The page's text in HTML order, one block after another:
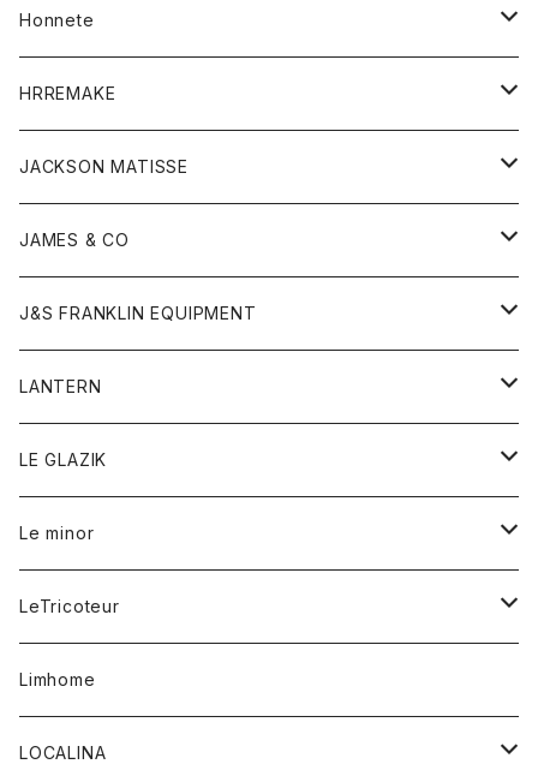
帽子
カーディガン
コート
フリース
アクセサリー
ウォレット
ストール
マフラー
リング
キッズ
Tシャツ
グッズ
アンダーウェア
靴
バンダナ
トップス
カーディガン
ジャケット
タンクトップ
ボトム
オーバーオール
ショートパンツ
レディース
アウター
カーディガン
アウター
カーディガン
コート
キッズ
Tシャツ
ロンパース
グッズ
靴
ストール
トップス
カットソー
シャツ
ボトム
オーバーオール
ショートパンツ
レディース
オーバーオール
シャツ
ワンピース
ワンピース
Honnete
ブラウス
ワンピース
HRREMAKE
バック
キッズ
トレーナー
トップス
Gジャケット
スウェット
帽子
JACKSON MATISSE
Tシャツ
帽子
JAMES & CO
ボトム
J&S FRANKLIN EQUIPMENT
アウター
LANTERN
アウター
Tシャツ
LE GLAZIK
レディース
コート
シャツ
Le minor
ボトム
スカート
パンツ
レディース
アウター
トップス
LeTricoteur
カーディガン
Limhome
LOCALINA